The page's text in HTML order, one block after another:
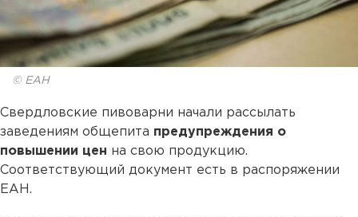
© ЕАН
Свердловские пивоварни начали рассылать
заведениям общепита предупреждения о
повышении цен на свою продукцию.
Соответствующий документ есть в распоряжении
ЕАН.